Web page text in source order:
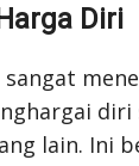
Diri
sangat
diri
lain. Ini